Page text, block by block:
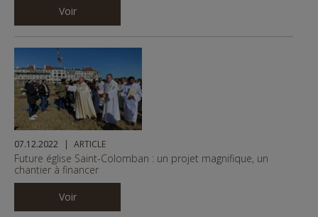
Voir
07.12.2022 ARTICLE
Future église Saint-Colomban : un projet magnifique, un
chantier à financer
Voir